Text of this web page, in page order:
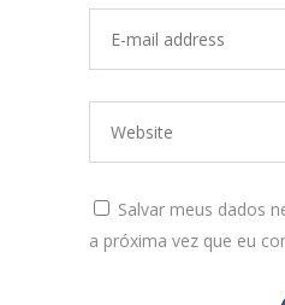
Salvar meus dados
a próxima vez que eu